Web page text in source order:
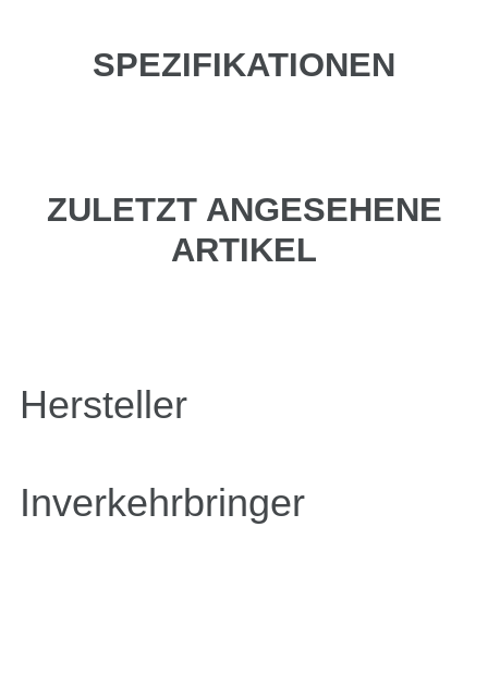
SPEZIFIKATIONEN
ZULETZT ANGESEHENE
ARTIKEL
Hersteller
Inverkehrbringer